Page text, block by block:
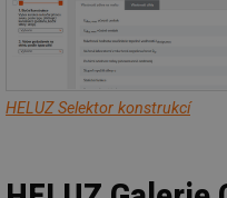
HELUZ Selektor konstrukcí